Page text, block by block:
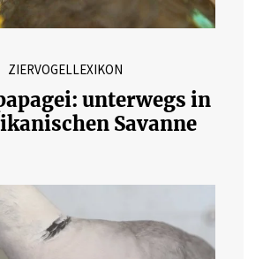
ZIERVOGELLEXIKON
unterwegs in
Savanne